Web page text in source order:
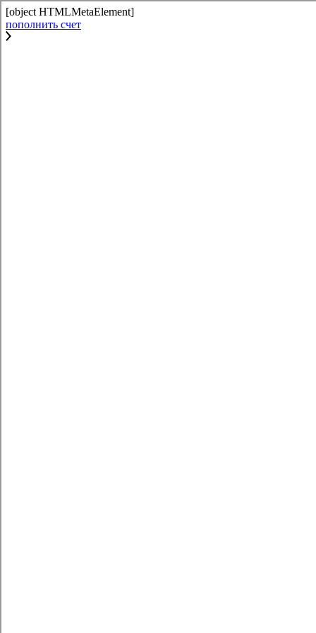
[object HTMLMetaElement]
пополнить счет